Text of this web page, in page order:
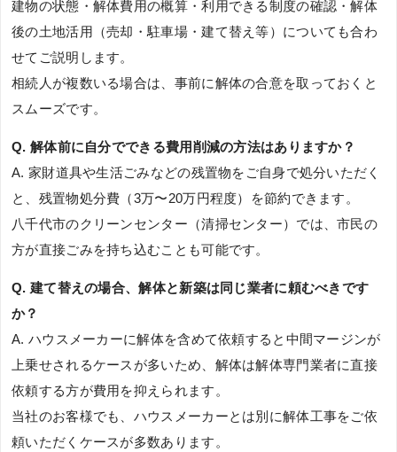
建物の状態・解体費用の概算・利用できる制度の確認・解体
後の土地活用（売却・駐車場・建て替え等）についても合わ
せてご説明します。
相続人が複数いる場合は、事前に解体の合意を取っておくと
スムーズです。
Q. 解体前に自分でできる費用削減の方法はありますか？
A. 家財道具や生活ごみなどの残置物をご自身で処分いただく
と、残置物処分費（3万〜20万円程度）を節約できます。
八千代市のクリーンセンター（清掃センター）では、市民の
方が直接ごみを持ち込むことも可能です。
Q. 建て替えの場合、解体と新築は同じ業者に頼むべきです
か？
A. ハウスメーカーに解体を含めて依頼すると中間マージンが
上乗せされるケースが多いため、解体は解体専門業者に直接
依頼する方が費用を抑えられます。
当社のお客様でも、ハウスメーカーとは別に解体工事をご依
頼いただくケースが多数あります。